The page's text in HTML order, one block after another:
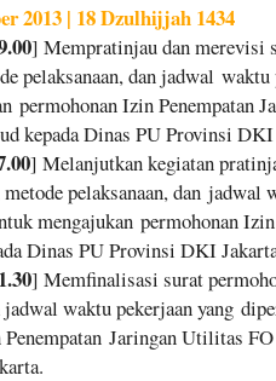
2013 | 18 Dzulhijjah 1434
] Mempratinjau dan merevisi
pelaksanaan, dan jadwal waktu
permohonan Izin Penempatan
kepada Dinas PU Provinsi
] Melanjutkan kegiatan
pelaksanaan, dan jadwal
mengajukan permohonan
Dinas PU Provinsi DKI
] Memfinalisasi surat
jadwal waktu pekerjaan yang
Jaringan Utilitas